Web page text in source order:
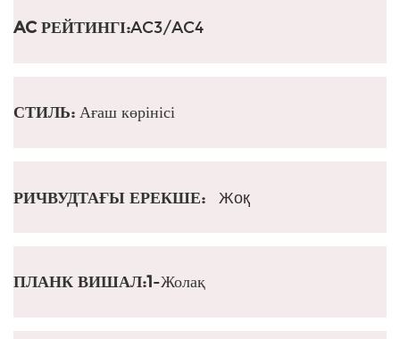
AC РЕЙТИНГІ:AC3/AC4
СТИЛЬ: Ағаш көрінісі
РИЧВУДТАҒЫ ЕРЕКШЕ: Жоқ
ПЛАНК ВИШАЛ:1-Жолақ